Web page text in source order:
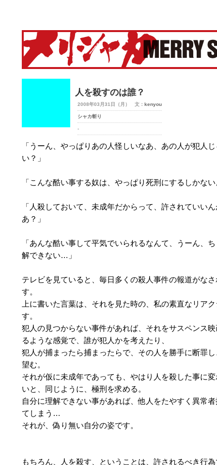
人を殺すのは誰？
2008年03月31日（月） 文： kenyou
シャカ斬り
-
「うーん、やっぱりあの人怪しいなあ、あの人が犯人
い？」
「こんな酷い事する奴は、やっぱり死刑にするしかな
「人殺しておいて、未成年だからって、許されていい
あ？」
「あんな酷い事して平気でいられるなんて、うーん、
解できない…」
テレビを見ていると、毎日多くの殺人事件の報道がな
す。
上に書いた言葉は、それを見た時の、私の素直なリア
す。
犯人の見つからない事件があれば、それをサスペンス
るような感覚で、誰が犯人かを考えたり、
犯人が捕まったら捕まったらで、その人を勝手に断罪
望む。
それが仮に未成年であっても、やはり人を殺した事に
いと、同じように、極刑を求める。
自分に理解できない事があれば、他人をたやすく異常
てしまう…
それが、偽り無い自分の姿です。
もちろん、人を殺す、ということは、許されるべき行